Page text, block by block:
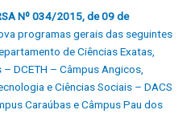
Nº 034/2015, de 09 de
programas gerais das seguintes
de Ciências Exatas,
DCETH – Câmpus Angicos,
e Ciências Sociais – DACS
Caraúbas e Câmpus Pau dos